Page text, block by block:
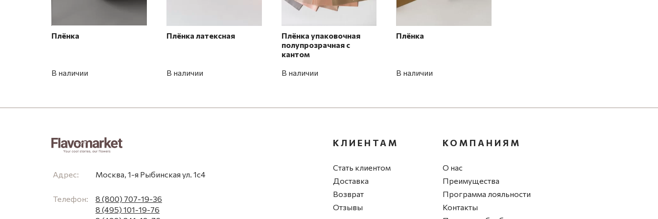
Плёнка
В наличии
Плёнка латексная
В наличии
Плёнка упаковочная
полупрозрачная с
кантом
В наличии
Плёнка
В наличии
Адрес: Москва, 1-я Рыбинская ул. 1с4
Телефон:
8 (800) 707-19-36
8 (495) 101-19-76
КЛИЕНТАМ
Стать клиентом
Доставка
Возврат
Отзывы
КОМПАНИЯМ
О нас
Преимущества
Программа лояльности
Контакты